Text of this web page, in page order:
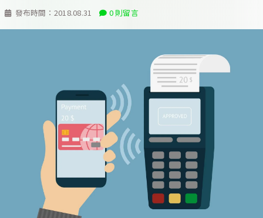
發布時間： 2018.08.31 0 則留言